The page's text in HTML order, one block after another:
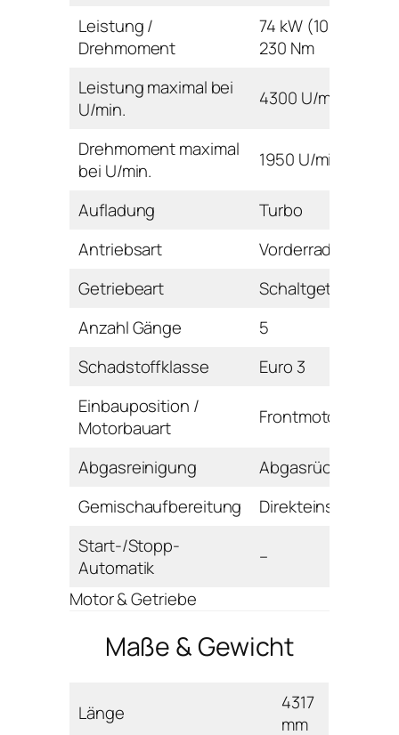
Leistung /
Drehmoment
74 kW (100 PS) /
230 Nm
Leistung maximal bei
U/min.
4300 U/min
Drehmoment maximal
bei U/min.
1950 U/min
Aufladung
Turbo
Antriebsart
Vorderrad
Getriebeart
Schaltgetriebe
Anzahl Gänge
5
Schadstoffklasse
Euro 3
Einbauposition /
Motorbauart
Frontmotor / Reihe
Abgasreinigung
Abgasrückführung
Gemischaufbereitung
Direkteinspritzung
Start-/Stopp-
Automatik
–
Motor & Getriebe
Maße & Gewicht
Länge
4317
mm